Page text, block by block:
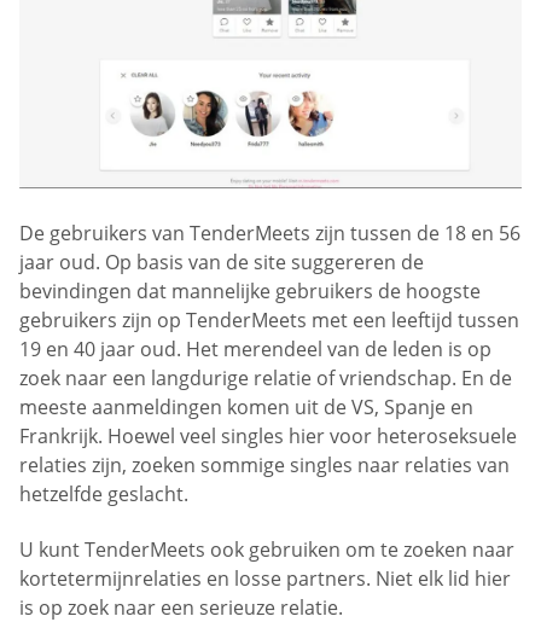
De gebruikers van TenderMeets zijn tussen de 18 en 56
jaar oud. Op basis van de site suggereren de
bevindingen dat mannelijke gebruikers de hoogste
gebruikers zijn op TenderMeets met een leeftijd tussen
19 en 40 jaar oud. Het merendeel van de leden is op
zoek naar een langdurige relatie of vriendschap. En de
meeste aanmeldingen komen uit de VS, Spanje en
Frankrijk. Hoewel veel singles hier voor heteroseksuele
relaties zijn, zoeken sommige singles naar relaties van
hetzelfde geslacht.
U kunt TenderMeets ook gebruiken om te zoeken naar
kortetermijnrelaties en losse partners. Niet elk lid hier
is op zoek naar een serieuze relatie.